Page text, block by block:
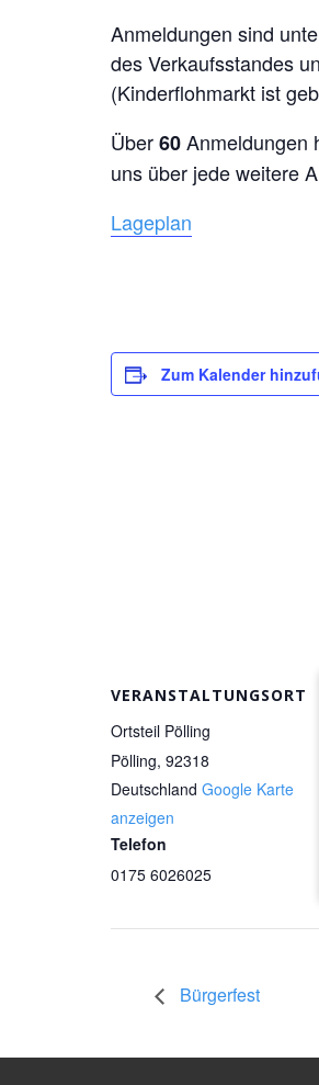
Anmeldungen sind
des Verkaufsstandes
(Kinderflohmarkt ist
Über60Anmeldungen
uns über jede weitere
Lageplan
Zum Kalender
VERANSTALTUNGSORT
Ortsteil Pölling
Pölling, 92318
Deutschland Google Karte
anzeigen
Telefon
0175 6026025‬
Bürgerfest